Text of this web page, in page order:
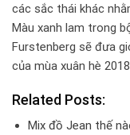
các sắc thái khác
Màu xanh lam trong
Furstenberg sẽ đưa
của mùa xuân hè 2018.
Related Posts:
Mix đồ Jean thế